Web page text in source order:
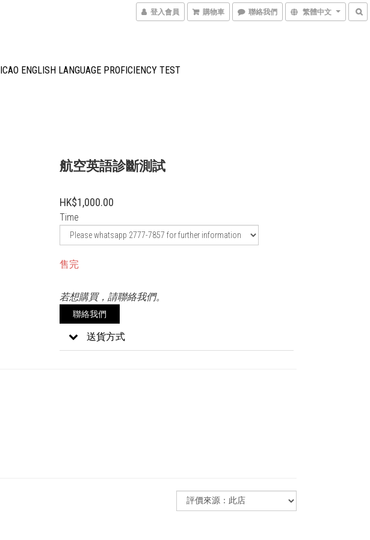
登入會員 購物車 聯絡我們 繁體中文
ICAO ENGLISH LANGUAGE PROFICIENCY TEST
航空英語診斷測試
HK$1,000.00
Time
售完
若想購買，請聯絡我們。
聯絡我們
送貨方式